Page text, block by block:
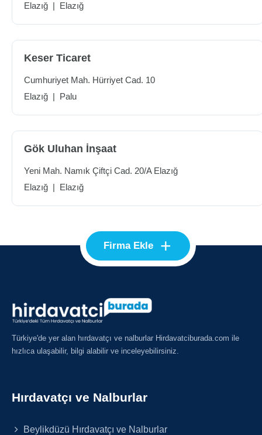
Elazığ | Elazığ
Keser Ticaret
Cumhuriyet Mah. Hürriyet Cad. 10
Elazığ | Palu
Gök Uluhan İnşaat
Yeni Mah. Namık Çiftçi Cad. 20/A Elazığ
Elazığ | Elazığ
Firma Ekle +
Türkiye'de yer alan hırdavatçı ve nalburlar Hirdavatciburada.com ile
hızlıca ulaşabilir, bilgi alabilir ve inceleyebilirsiniz.
Hırdavatçı ve Nalburlar
Beylikdüzü Hırdavatçı ve Nalburlar